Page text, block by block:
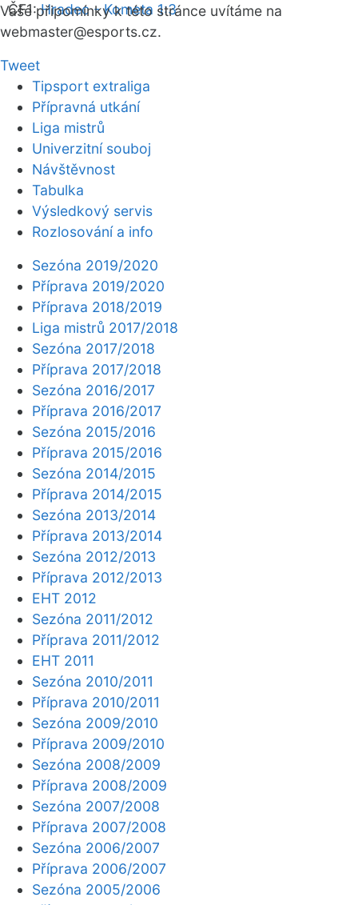
ČF1:Hradec - Kometa 1:3
Vaše připomínky k této stránce uvítáme na
webmaster@esports.cz.
Tweet
Tipsport extraliga
Přípravná utkání
Liga mistrů
Univerzitní souboj
Návštěvnost
Tabulka
Výsledkový servis
Rozlosování a info
Sezóna 2019/2020
Příprava 2019/2020
Příprava 2018/2019
Liga mistrů 2017/2018
Sezóna 2017/2018
Příprava 2017/2018
Sezóna 2016/2017
Příprava 2016/2017
Sezóna 2015/2016
Příprava 2015/2016
Sezóna 2014/2015
Příprava 2014/2015
Sezóna 2013/2014
Příprava 2013/2014
Sezóna 2012/2013
Příprava 2012/2013
EHT 2012
Sezóna 2011/2012
Příprava 2011/2012
EHT 2011
Sezóna 2010/2011
Příprava 2010/2011
Sezóna 2009/2010
Příprava 2009/2010
Sezóna 2008/2009
Příprava 2008/2009
Sezóna 2007/2008
Příprava 2007/2008
Sezóna 2006/2007
Příprava 2006/2007
Sezóna 2005/2006